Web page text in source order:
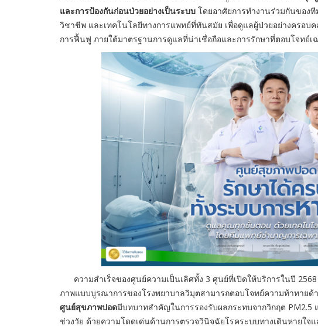
และการป้องกันก่อนป่วยอย่างเป็นระบบ โดยอาศัยการทำงานร่วมกันของที
วิชาชีพ และเทคโนโลยีทางการแพทย์ที่ทันสมัย เพื่อดูแลผู้ป่วยอย่างครอบค
การฟื้นฟู ภายใต้มาตรฐานการดูแลที่น่าเชื่อถือและการรักษาที่ตอบโจทย์เ
ความสำเร็จของศูนย์ความเป็นเลิศทั้ง 3 ศูนย์ที่เปิดให้บริการในปี 2568
ภาพแบบบูรณาการของโรงพยาบาลวิมุตสามารถตอบโจทย์ความท้าทายด้
ศูนย์สุขภาพปอดมีบทบาทสำคัญในการรองรับผลกระทบจากวิกฤต PM2.5
ช่วงวัย ด้วยความโดดเด่นด้านการตรวจวินิจฉัยโรคระบบทางเดินหายใจแ